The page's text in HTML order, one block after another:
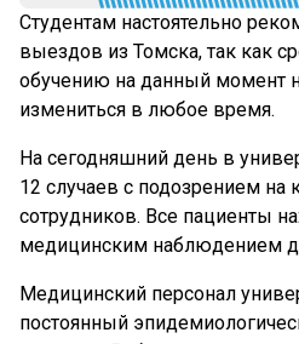
Студентам настоятельно
выездов из Томска, так как
обучению на данный момент
измениться в любое время.
На сегодняшний день в
12 случаев с подозрением на
сотрудников. Все пациенты
медицинским наблюдением
Медицинский персонал
постоянный